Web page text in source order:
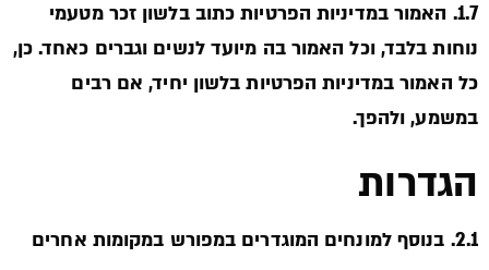
1.7. האמור במדיניות הפרטיות כתוב בלשון זכר מטעמי
נוחות בלבד, וכל האמור בה מיועד לנשים וגברים כאחד. כן,
כל האמור במדיניות הפרטיות בלשון יחיד, אם רבים
במשמע, ולהפך.
הגדרות
2.1. בנוסף למונחים המוגדרים במפורש במקומות אחרים